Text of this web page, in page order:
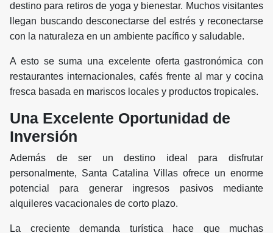
destino para retiros de yoga y bienestar. Muchos visitantes
llegan buscando desconectarse del estrés y reconectarse
con la naturaleza en un ambiente pacífico y saludable.
A esto se suma una excelente oferta gastronómica con
restaurantes internacionales, cafés frente al mar y cocina
fresca basada en mariscos locales y productos tropicales.
Una Excelente Oportunidad de
Inversión
Además de ser un destino ideal para disfrutar
personalmente, Santa Catalina Villas ofrece un enorme
potencial para generar ingresos pasivos mediante
alquileres vacacionales de corto plazo.
La creciente demanda turística hace que muchas